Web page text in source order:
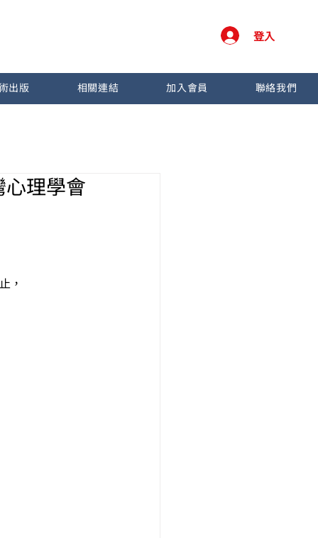
登入
出版 相關連結 加入會員 聯絡我們
理學會
，